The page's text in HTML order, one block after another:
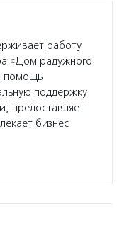
работу
«Дом радужного
помощь
поддержку
предоставляет
бизнес